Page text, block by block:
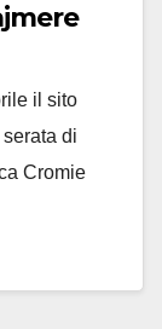
il sito
di
Cromie